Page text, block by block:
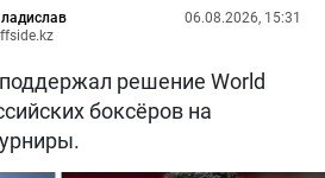
06.08.2026, 15:31
решение World
боксёров на